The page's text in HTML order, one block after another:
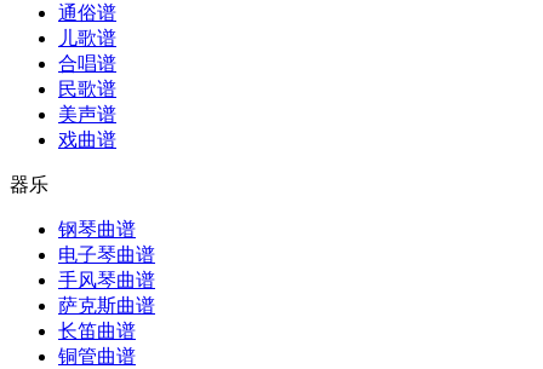
通俗谱
儿歌谱
合唱谱
民歌谱
美声谱
戏曲谱
器乐
钢琴曲谱
电子琴曲谱
手风琴曲谱
萨克斯曲谱
长笛曲谱
铜管曲谱